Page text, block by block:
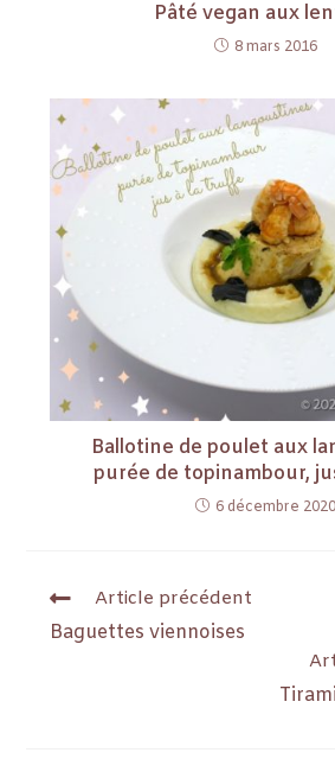
Pâté vegan aux
8 mars 2016
Ballotine de poulet aux
purée de topinambour,
6 décembre 2020
Article précédent
Baguettes viennoises